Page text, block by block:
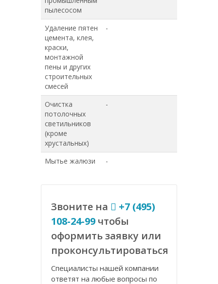
пылесосом
Удаление пятен
цемента, клея,
краски,
монтажной
пены и других
строительных
смесей
-
Очистка
потолочных
светильников
(кроме
хрустальных)
-
Мытье жалюзи -
Звоните на
+7 (495)
108-24-99 чтобы
оформить заявку или
проконсультироваться
Специалисты нашей компании
ответят на любые вопросы по